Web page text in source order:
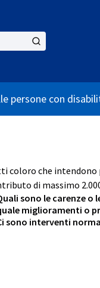
persone con
coloro che intendono
di massimo
sono le carenze
miglioramenti o
sono interventi